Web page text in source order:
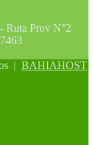
Ruta Prov N°2
| BAHIAHOST